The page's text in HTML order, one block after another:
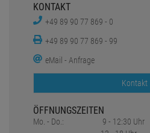
KONTAKT
+49 89 90 77 869 - 0
+49 89 90 77 869 - 99
eMail - Anfrage
Kontakt
ÖFFNUNGSZEITEN
Mo. - Do.:
9 - 12:30 Uhr